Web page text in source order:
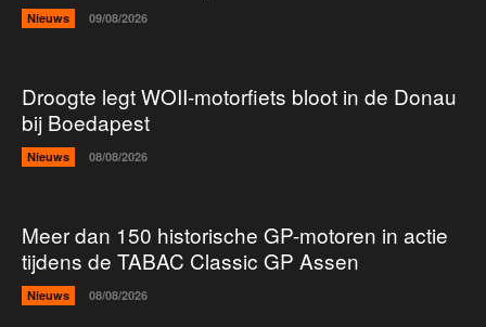
Nieuws 09/08/2026
Droogte legt WOII-motorfiets bloot in de Donau
bij Boedapest
Nieuws 08/08/2026
Meer dan 150 historische GP-motoren in actie
tijdens de TABAC Classic GP Assen
Nieuws 08/08/2026